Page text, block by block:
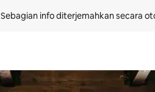
Sebagian info diterjemahkan secara